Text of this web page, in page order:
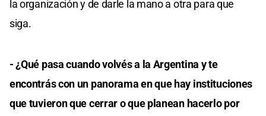
la organización y de darle la mano a otra para que
siga.
- ¿Qué pasa cuando volvés a la Argentina y te
encontrás con un panorama en que hay instituciones
que tuvieron que cerrar o que planean hacerlo por